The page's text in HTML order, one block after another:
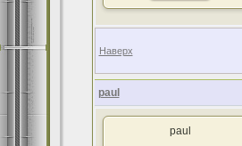
Наверх
paul
paul